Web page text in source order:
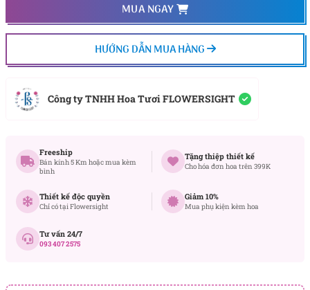
MUA NGAY
HƯỚNG DẪN MUA HÀNG
Công ty TNHH Hoa Tươi FLOWERSIGHT
Freeship
Bán kính 5 Km hoặc mua kèm
bình
Tặng thiệp thiết kế
Cho hóa đơn hoa trên 399K
Thiết kế độc quyền
Chỉ có tại Flowersight
Giảm 10%
Mua phụ kiện kèm hoa
Tư vấn 24/7
093 407 2575